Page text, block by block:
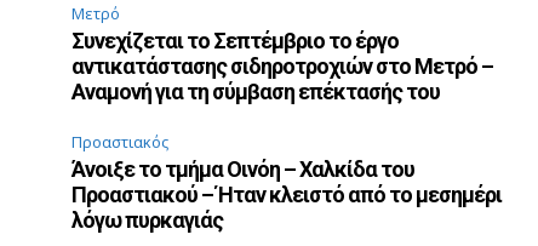
Μετρό
Συνεχίζεται το Σεπτέμβριο το έργο
αντικατάστασης σιδηροτροχιών στο Μετρό –
Αναμονή για τη σύμβαση επέκτασής του
Προαστιακός
Άνοιξε το τμήμα Οινόη – Χαλκίδα του
Προαστιακού – Ήταν κλειστό από το μεσημέρι
λόγω πυρκαγιάς